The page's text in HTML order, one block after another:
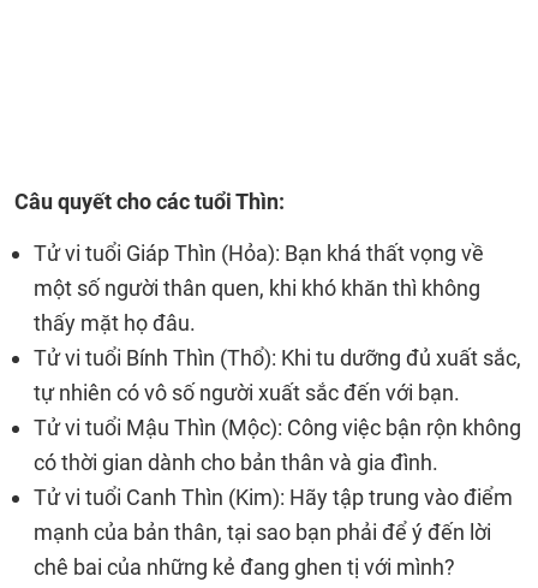
Câu quyết cho các tuổi Thìn:
Tử vi tuổi Giáp Thìn (Hỏa): Bạn khá thất vọng về
một số người thân quen, khi khó khăn thì không
thấy mặt họ đâu.
Tử vi tuổi Bính Thìn (Thổ): Khi tu dưỡng đủ xuất sắc,
tự nhiên có vô số người xuất sắc đến với bạn.
Tử vi tuổi Mậu Thìn (Mộc): Công việc bận rộn không
có thời gian dành cho bản thân và gia đình.
Tử vi tuổi Canh Thìn (Kim): Hãy tập trung vào điểm
mạnh của bản thân, tại sao bạn phải để ý đến lời
chê bai của những kẻ đang ghen tị với mình?